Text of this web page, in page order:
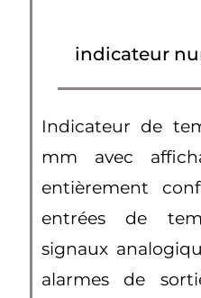
indicateur
Indicateur de
mm avec
entièrement
entrées de
signaux
alarmes de